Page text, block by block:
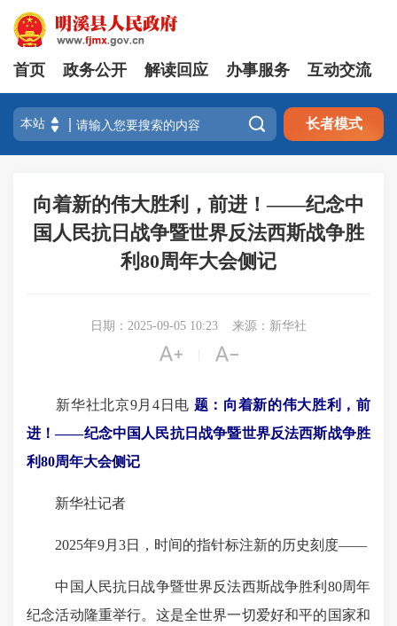
首页 政务公开 解读回应 办事服务 互动交流
 长者模式
向着新的伟大胜利，前进！——纪念中
国人民抗日战争暨世界反法西斯战争胜
利80周年大会侧记
日期：2025-09-05 10:23 来源：新华社
 
新华社北京9月4日电 题：向着新的伟大胜利，前
进！——纪念中国人民抗日战争暨世界反法西斯战争胜
利80周年大会侧记
新华社记者
2025年9月3日，时间的指针标注新的历史刻度——
中国人民抗日战争暨世界反法西斯战争胜利80周年
纪念活动隆重举行。这是全世界一切爱好和平的国家和